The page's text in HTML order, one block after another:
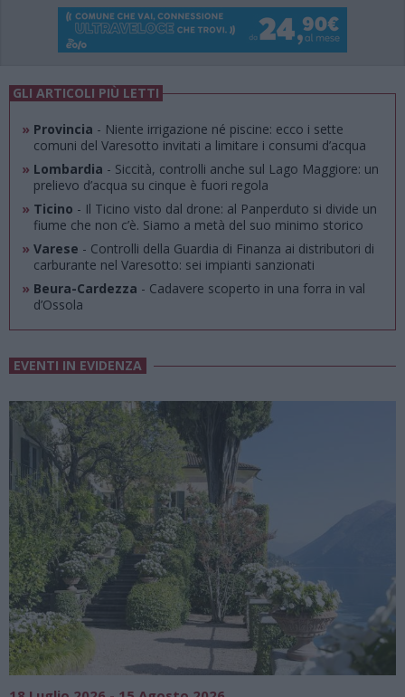
GLI ARTICOLI PIÙ LETTI
» Provincia - Niente irrigazione né piscine: ecco i sette
comuni del Varesotto invitati a limitare i consumi d’acqua
» Lombardia - Siccità, controlli anche sul Lago Maggiore: un
prelievo d’acqua su cinque è fuori regola
» Ticino - Il Ticino visto dal drone: al Panperduto si divide un
fiume che non c’è. Siamo a metà del suo minimo storico
» Varese - Controlli della Guardia di Finanza ai distributori di
carburante nel Varesotto: sei impianti sanzionati
» Beura-Cardezza - Cadavere scoperto in una forra in val
d’Ossola
EVENTI IN EVIDENZA